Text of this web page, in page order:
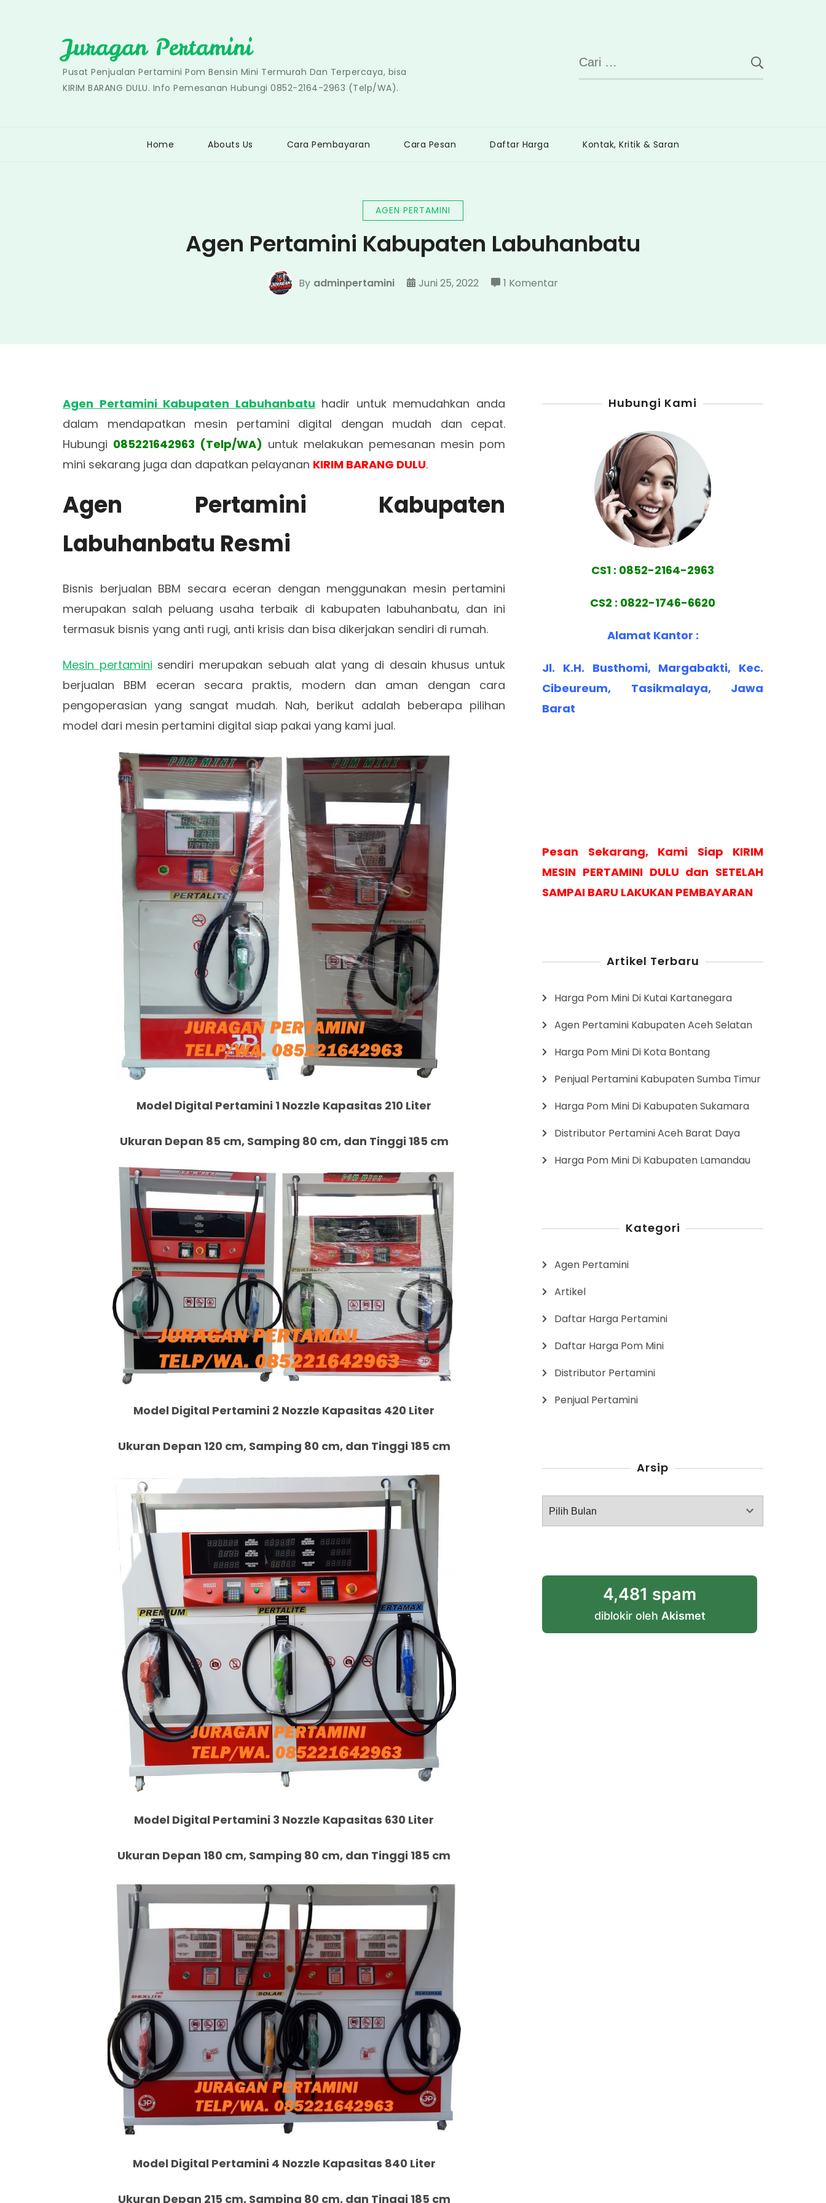
Juragan Pertamini
Pusat Penjualan Pertamini Pom Bensin Mini Termurah Dan Terpercaya, bisa
KIRIM BARANG DULU. Info Pemesanan Hubungi 0852-2164-2963 (Telp/WA).
Cari
untuk:
Home Abouts Us Cara Pembayaran Cara Pesan Daftar Harga Kontak, Kritik & Saran
AGEN PERTAMINI
Agen Pertamini Kabupaten Labuhanbatu
By adminpertamini Juni 25, 2022 1 Komentar
Agen Pertamini Kabupaten Labuhanbatu hadir untuk memudahkan anda
dalam mendapatkan mesin pertamini digital dengan mudah dan cepat.
Hubungi 085221642963 (Telp/WA) untuk melakukan pemesanan mesin pom
mini sekarang juga dan dapatkan pelayanan KIRIM BARANG DULU.
Agen Pertamini Kabupaten
Labuhanbatu Resmi
Bisnis berjualan BBM secara eceran dengan menggunakan mesin pertamini
merupakan salah peluang usaha terbaik di kabupaten labuhanbatu, dan ini
termasuk bisnis yang anti rugi, anti krisis dan bisa dikerjakan sendiri di rumah.
Mesin pertamini sendiri merupakan sebuah alat yang di desain khusus untuk
berjualan BBM eceran secara praktis, modern dan aman dengan cara
pengoperasian yang sangat mudah. Nah, berikut adalah beberapa pilihan
model dari mesin pertamini digital siap pakai yang kami jual.
Model Digital Pertamini 1 Nozzle Kapasitas 210 Liter
Ukuran Depan 85 cm, Samping 80 cm, dan Tinggi 185 cm
Model Digital Pertamini 2 Nozzle Kapasitas 420 Liter
Ukuran Depan 120 cm, Samping 80 cm, dan Tinggi 185 cm
Model Digital Pertamini 3 Nozzle Kapasitas 630 Liter
Ukuran Depan 180 cm, Samping 80 cm, dan Tinggi 185 cm
Model Digital Pertamini 4 Nozzle Kapasitas 840 Liter
Ukuran Depan 215 cm, Samping 80 cm, dan Tinggi 185 cm
Hubungi Kami
CS1 : 0852-2164-2963
CS2 : 0822-1746-6620
Alamat Kantor :
Jl. K.H. Busthomi, Margabakti, Kec.
Cibeureum, Tasikmalaya, Jawa
Barat
Pesan Sekarang, Kami Siap KIRIM
MESIN PERTAMINI DULU dan SETELAH
SAMPAI BARU LAKUKAN PEMBAYARAN
Artikel Terbaru
Harga Pom Mini Di Kutai Kartanegara
Agen Pertamini Kabupaten Aceh Selatan
Harga Pom Mini Di Kota Bontang
Penjual Pertamini Kabupaten Sumba Timur
Harga Pom Mini Di Kabupaten Sukamara
Distributor Pertamini Aceh Barat Daya
Harga Pom Mini Di Kabupaten Lamandau
Kategori
Agen Pertamini
Artikel
Daftar Harga Pertamini
Daftar Harga Pom Mini
Distributor Pertamini
Penjual Pertamini
Arsip
Arsip
4,481 spam
diblokir oleh Akismet